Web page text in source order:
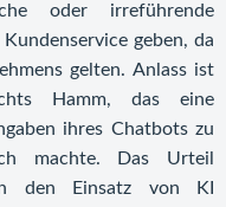
oder irreführende
geben, da
gelten. Anlass ist
Hamm, das eine
ihres Chatbots zu
machte. Das Urteil
den Einsatz von KI